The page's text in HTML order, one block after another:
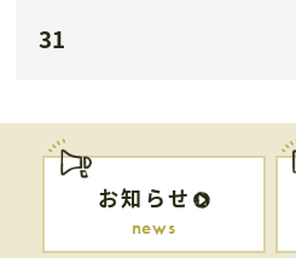
31
お知らせ
news